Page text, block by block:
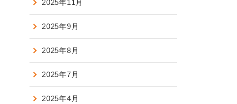
2025年11月
2025年9月
2025年8月
2025年7月
2025年4月